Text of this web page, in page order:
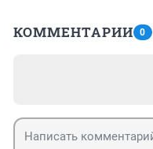
КОММЕНТАРИИ 0